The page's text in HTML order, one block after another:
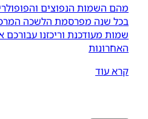
מהם השמות הנפוצים
בכל שנה מפרסמת הלשכה
שמות מעודכנת וריכזנו
האחרונות
קרא עוד